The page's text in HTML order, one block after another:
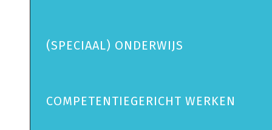
(SPECIAAL) ONDERWIJS
COMPETENTIEGERICHT WERKEN